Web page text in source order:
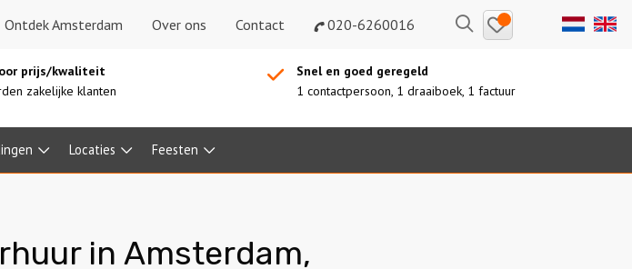
Ontdek Amsterdam Over ons Contact 020-6260016 ZoekenBewaarde
uitjes
prijs/kwaliteit
zakelijke klanten
Snel en goed geregeld
1 contactpersoon, 1 draaiboek, 1 factuur
Locaties Feesten
in Amsterdam,